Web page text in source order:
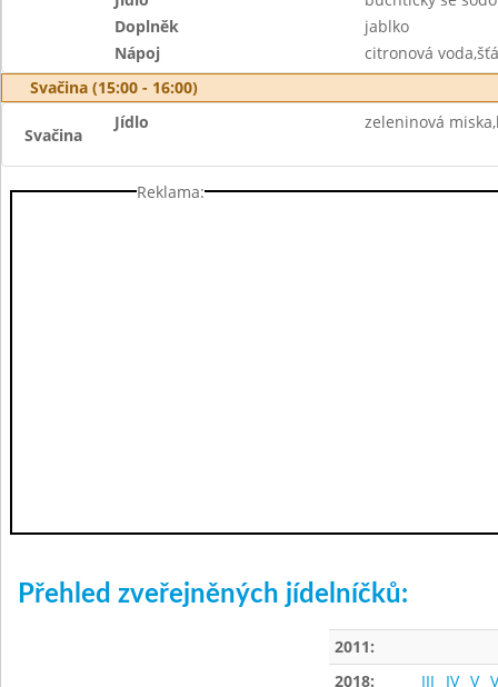
Doplněk
jablko
Nápoj
citronová
Svačina (15:00 - 16:00)
Svačina
Jídlo zeleninová
Reklama:
Přehled zveřejněných jídelníčků:
2011:
2018:
III IV V